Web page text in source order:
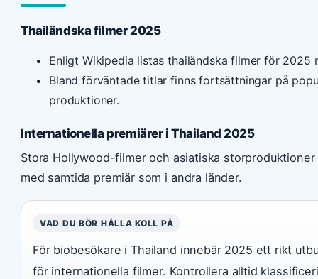
Thailändska filmer 2025
Enligt Wikipedia listas thailändska filmer för 2025
Bland förväntade titlar finns fortsättningar på
produktioner.
Internationella premiärer i Thailand 2025
Stora Hollywood-filmer och asiatiska
med samtida premiär som i andra länder.
VAD DU BÖR HÅLLA KOLL PÅ
För biobesökare i Thailand innebär 2025 ett rikt
för internationella filmer. Kontrollera alltid